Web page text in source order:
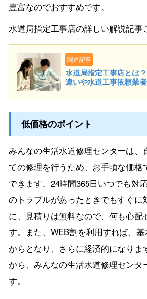
豊富なのでおすすめです。
水道局指定工事店の詳しい解説記事
関連記事
水道局指定工事店とは
違いや水道工事依頼業
低価格のポイント
みんなの生活水道修理センターは、
ての修理を行うため、お手頃な価格
できます。24時間365日いつでも対
のトラブルがあったときでもすぐに
に、見積りは無料なので、何も心配
す。また、WEB割を利用すれば、基
からとなり、さらに経済的になりま
から、みんなの生活水道修理センタ
す。